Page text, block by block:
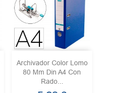
Archivador Color Lomo
80 Mm Din A4 Con
Rado...